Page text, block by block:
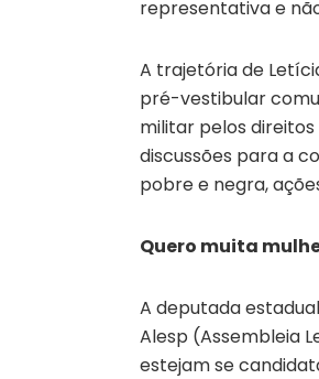
representativa e
A trajetória de
pré-vestibular
militar pelos
discussões para a
pobre e negra,
Quero muita
A deputada
Alesp (Assembleia
estejam se